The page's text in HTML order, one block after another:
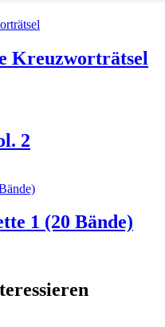
Kreuzworträtsel
2
1 (20 Bände)